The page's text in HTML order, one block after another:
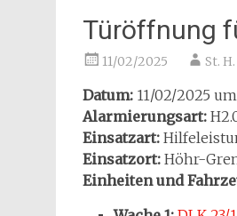
Türöffnung
11/02/2025 St. H.
Datum: 11/02/2025
Alarmierungsart:
Einsatzart:
Einsatzort: Höhr-
Einheiten und